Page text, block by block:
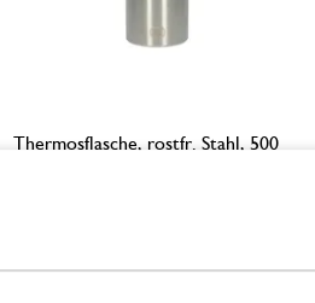
Thermosflasche, rostfr. Stahl, 500